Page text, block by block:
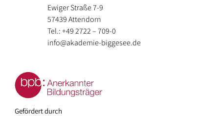
Ewiger Straße 7-9
57439 Attendorn
Tel.: +49 2722 – 709-0
info@akademie-biggesee.de
Gefördert durch